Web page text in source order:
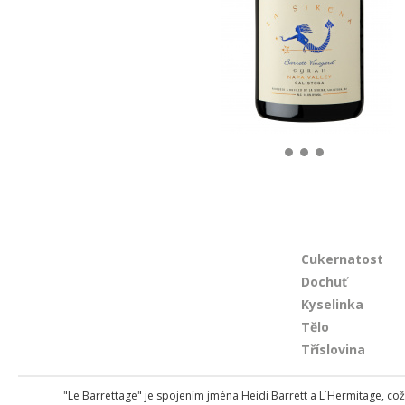
Cukernatost
Dochuť
Kyselinka
Tělo
Tříslovina
"Le Barrettage" je spojením jména Heidi Barrett a L´Hermitage,